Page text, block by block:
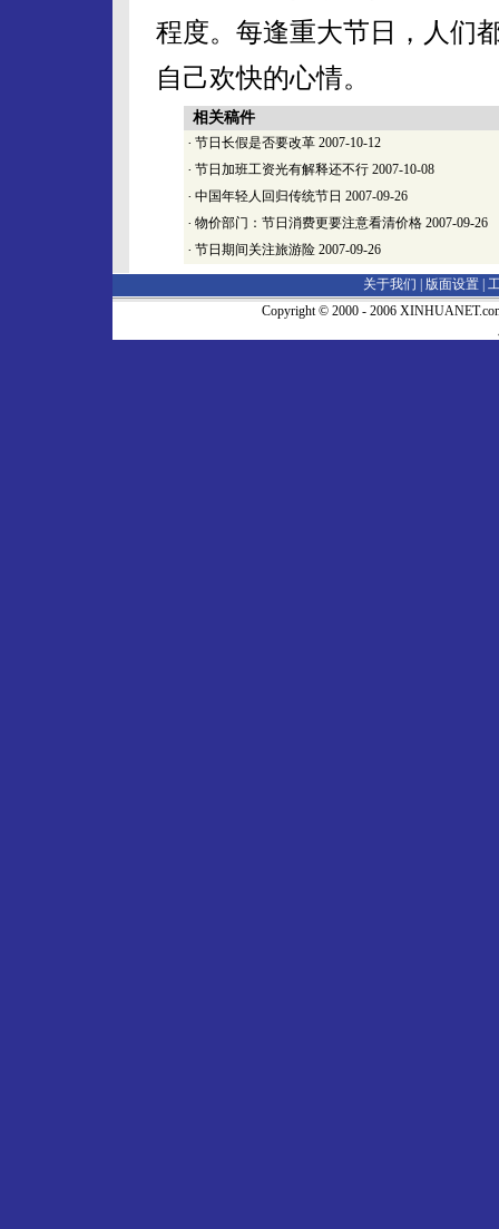
程度。每逢重大节日，人们
自己欢快的心情。
相关稿件
· 节日长假是否要改革 2007-10-12
· 节日加班工资光有解释还不行 2007-10-08
· 中国年轻人回归传统节日 2007-09-26
· 物价部门：节日消费更要注意看清价格 2007-09-26
· 节日期间关注旅游险 2007-09-26
关于我们 | 版面设置
Copyright © 2000 - 2006